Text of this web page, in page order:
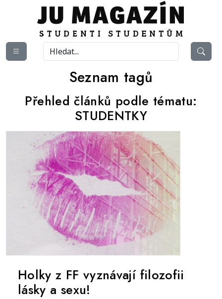
Seznam tagů
Přehled článků podle tématu:
STUDENTKY
Holky z FF vyznávají filozofii
lásky a sexu!